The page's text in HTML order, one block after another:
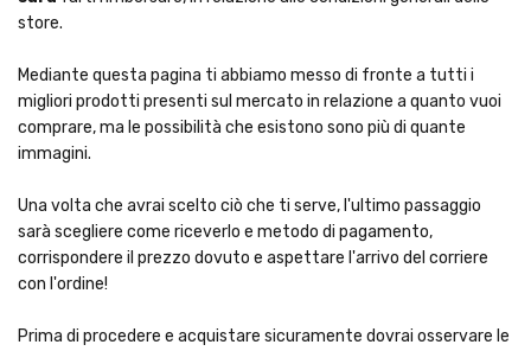
store.
Mediante questa pagina ti abbiamo messo di fronte a tutti i
migliori prodotti presenti sul mercato in relazione a quanto vuoi
comprare, ma le possibilità che esistono sono più di quante
immagini.
Una volta che avrai scelto ciò che ti serve, l'ultimo passaggio
sarà scegliere come riceverlo e metodo di pagamento,
corrispondere il prezzo dovuto e aspettare l'arrivo del corriere
con l'ordine!
Prima di procedere e acquistare sicuramente dovrai osservare le